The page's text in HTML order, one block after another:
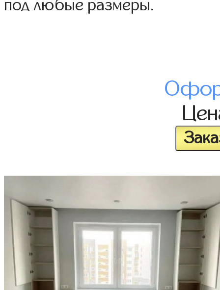
под любые размеры.